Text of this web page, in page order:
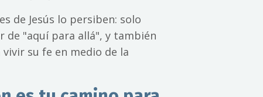
de Jesús lo persiben: solo
de "aquí para allá", y también
su fe en medio de la